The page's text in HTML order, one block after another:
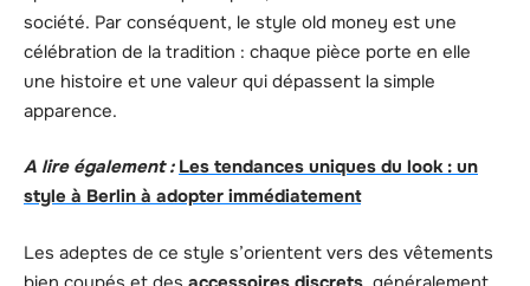
société. Par conséquent, le style old money est une
célébration de la tradition : chaque pièce porte en elle
une histoire et une valeur qui dépassent la simple
apparence.
A lire également : Les tendances uniques du look : un
style à Berlin à adopter immédiatement
Les adeptes de ce style s’orientent vers des vêtements